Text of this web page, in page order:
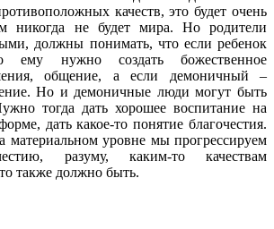
качеств, это будет очень
никогда не будет мира. Но родители
должны понимать, что если ребенок
ему нужно создать божественное
общение, а если демоничный –
Но и демоничные люди могут быть
тогда дать хорошее воспитание на
дать какое-то понятие благочестия.
материальном уровне мы прогрессируем
разуму, каким-то качествам
также должно быть.